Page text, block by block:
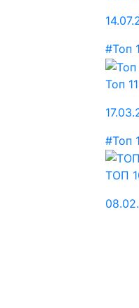
#Топ
Топ
#Топ
ТОП